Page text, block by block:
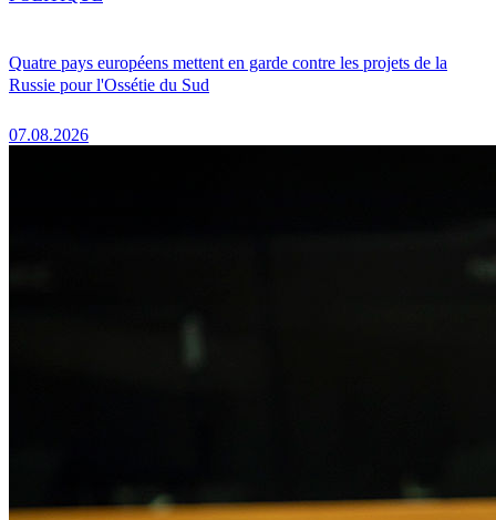
Quatre pays européens mettent en garde contre les projets de la
Russie pour l'Ossétie du Sud
07.08.2026